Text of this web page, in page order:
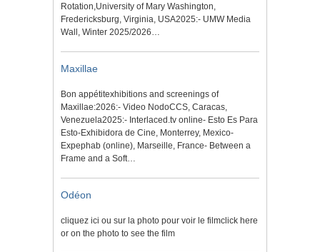
Rotation,University of Mary Washington,
Fredericksburg, Virginia, USA2025:- UMW Media
Wall, Winter 2025/2026…
Maxillae
Bon appétitexhibitions and screenings of
Maxillae:2026:- Video NodoCCS, Caracas,
Venezuela2025:- Interlaced.tv online- Esto Es Para
Esto-Exhibidora de Cine, Monterrey, Mexico-
Expephab (online), Marseille, France- Between a
Frame and a Soft…
Odéon
cliquez ici ou sur la photo pour voir le filmclick here
or on the photo to see the film